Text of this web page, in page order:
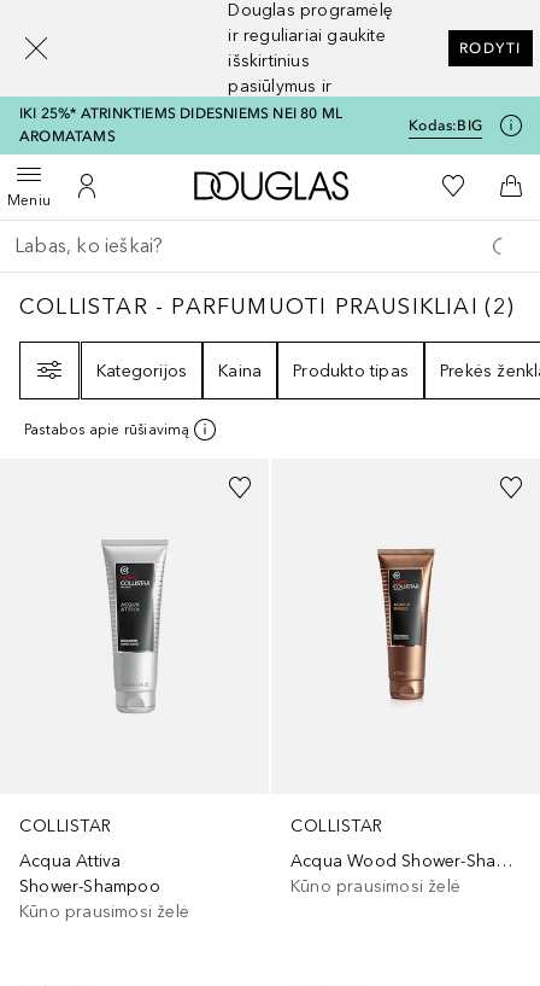
Douglas programėlę
ir reguliariai gaukite
išskirtinius
pasiūlymus ir
nuolaidas
RODYTI
IKI 25%* ATRINKTIEMS DIDESNIEMS NEI 80 ML
AROMATAMS
Kodas:BIG
MeniuAtidaryti meniuĮ mano paskyrą
Į Douglas pagrindinį
Į mano
Į
Grįžk atgal
Vykdykite paiešką
COLLISTAR - PARFUMUOTI PRAUSIKLIAI2
COLLISTAR - PARFUMUOTI PRAUSIKLIAI (2)
Kategorijos
Kaina Produkto tipas Prekės
Pastabos apie rūšiavimą
COLLISTAR
Acqua Attiva
Shower-Shampoo
Kūno prausimosi želė
COLLISTAR
Acqua Wood Shower-Shampoo
Kūno prausimosi želė
[navigation.slideout.screenreader]